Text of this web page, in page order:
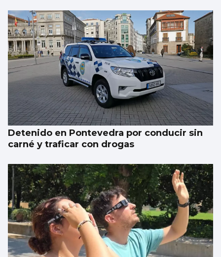
Detenido en Pontevedra por conducir sin
carné y traficar con drogas